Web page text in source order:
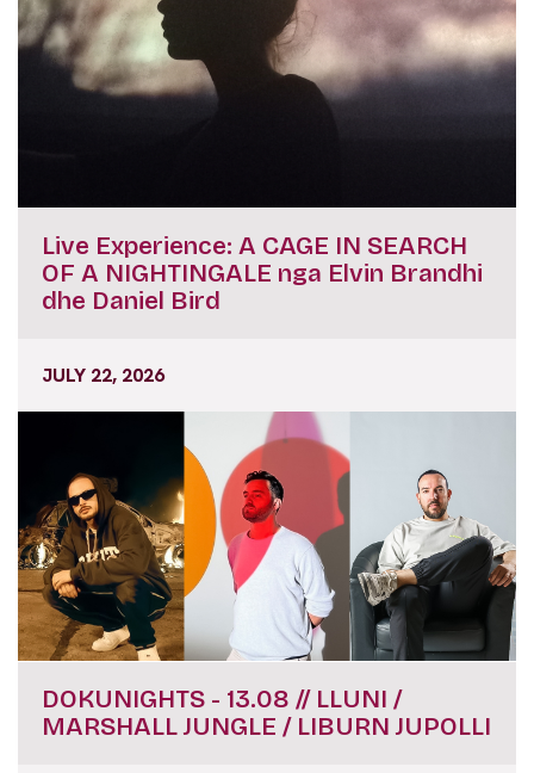
Live Experience: A CAGE IN SEARCH
OF A NIGHTINGALE nga Elvin Brandhi
dhe Daniel Bird
JULY 22, 2026
DOKUNIGHTS - 13.08 // LLUNI /
MARSHALL JUNGLE / LIBURN JUPOLLI